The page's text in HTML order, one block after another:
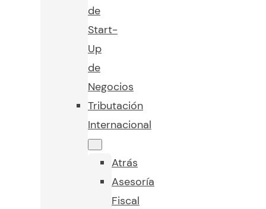
de
Start-
Up
de
Negocios
Tributación
Internacional
Atrás
Asesoría
Fiscal